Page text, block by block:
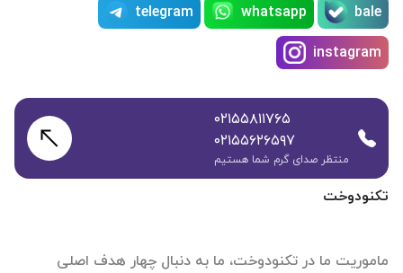
تکنودوخت
ماموریت ما در تکنودوخت، ما به دنبال چهار هدف اصلی
bale
whatsapp
telegram
instagram
۰۲۱۵۵۸۱۱۷۶۵
۰۲۱۵۵۶۲۶۵۹۷
منتظر صدای گرم شما هستیم